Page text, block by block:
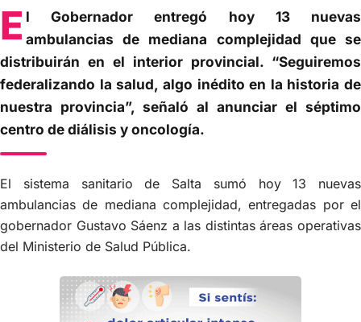
E l Gobernador entregó hoy 13 nuevas
ambulancias de mediana complejidad que se
distribuirán en el interior provincial. “Seguiremos
federalizando la salud, algo inédito en la historia de
nuestra provincia”, señaló al anunciar el séptimo
centro de diálisis y oncología.
El sistema sanitario de Salta sumó hoy 13 nuevas
ambulancias de mediana complejidad, entregadas por el
gobernador Gustavo Sáenz a las distintas áreas operativas
del Ministerio de Salud Pública.